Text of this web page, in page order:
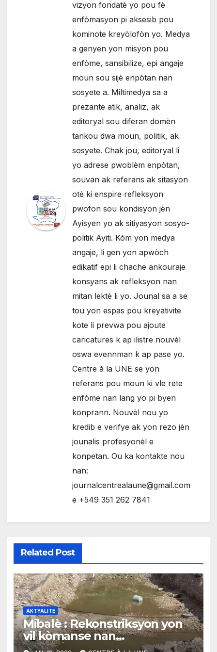
vizyon fondatè yo pou fè
enfòmasyon pi aksesib pou
kominote kreyòlofòn yo. Medya
a genyen yon misyon pou
enfòme, sansibilize, epi angaje
moun sou sijè enpòtan nan
sosyete a. Miltimedya sa a
prezante atik, analiz, ak
editoryal sou diferan domèn
tankou dwa moun, politik, ak
sosyete. Chak jou, editoryal li
yo adrese pwoblèm enpòtan,
souvan ak referans ak sitasyon
otè ki enspire refleksyon
pwofon sou kondisyon jèn
Ayisyen yo ak sitiyasyon sosyo-
politik Ayiti. Kòm yon medya
angaje, li gen yon apwòch
edikatif epi li chache ankouraje
konsyans ak refleksyon nan
mitan lektè li yo. Jounal sa a se
tou yon espas pou kreyativite
kote li prevwa pou ajoute
caricatures k ap ilistre nouvèl
oswa evennman k ap pase yo.
Centre à la UNE se yon
referans pou moun ki vle rete
enfòme nan lang yo pi byen
konprann. Nouvèl nou yo
kredib e verifye ak yon rezo jèn
jounalis profesyonèl e
konpetan. Ou ka kontakte nou
nan:
journalcentrealaune@gmail.com
e +549 351 262 7841
Related Post
AKTYALITE
Mibalè : Rekonstriksyon yon
vil kòmanse nan
rekonstriksyon lespri moun